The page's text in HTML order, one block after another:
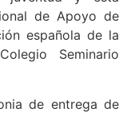
de Apoyo de
española de la
Seminario
de entrega de